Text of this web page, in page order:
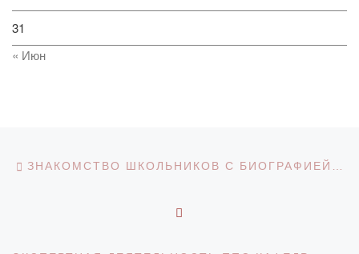
31
« Июн
Навигация по записям